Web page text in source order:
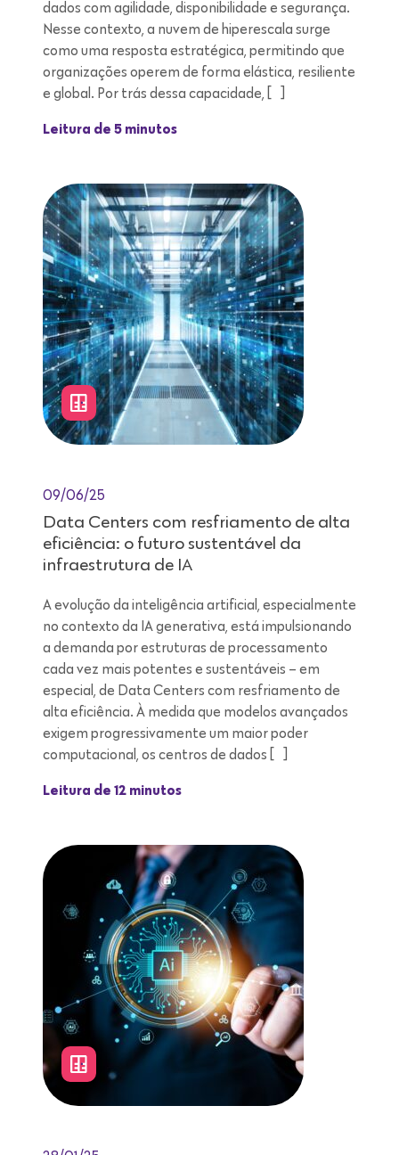
dados com agilidade, disponibilidade e segurança.
Nesse contexto, a nuvem de hiperescala surge
como uma resposta estratégica, permitindo que
organizações operem de forma elástica, resiliente
e global. Por trás dessa capacidade, […]
Leitura de 5 minutos
09/06/25
Data Centers com resfriamento de alta
eficiência: o futuro sustentável da
infraestrutura de IA
A evolução da inteligência artificial, especialmente
no contexto da IA generativa, está impulsionando
a demanda por estruturas de processamento
cada vez mais potentes e sustentáveis – em
especial, de Data Centers com resfriamento de
alta eficiência. À medida que modelos avançados
exigem progressivamente um maior poder
computacional, os centros de dados […]
Leitura de 12 minutos